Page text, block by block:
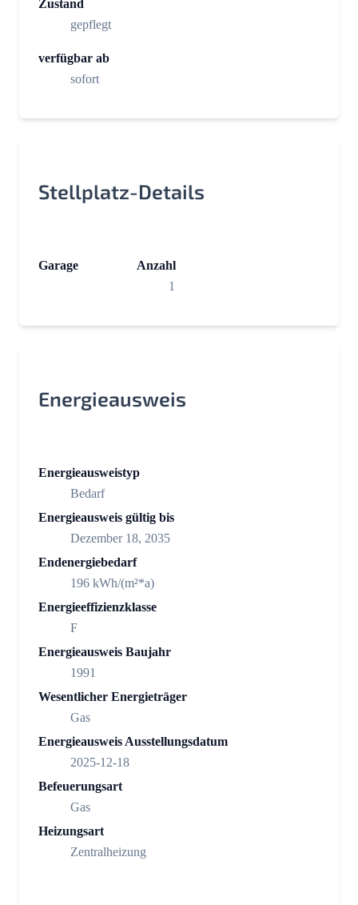
Zustand
gepflegt
verfügbar ab
sofort
Stellplatz-Details
Garage
Anzahl
1
Energieausweis
Energieausweistyp
Bedarf
Energieausweis gültig bis
Dezember 18, 2035
Endenergiebedarf
196 kWh/(m²*a)
Energieeffizienzklasse
F
Energieausweis Baujahr
1991
Wesentlicher Energieträger
Gas
Energieausweis Ausstellungsdatum
2025-12-18
Befeuerungsart
Gas
Heizungsart
Zentralheizung